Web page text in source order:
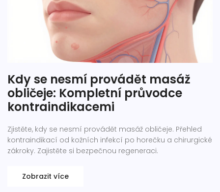
Kdy se nesmí provádět masáž
obličeje: Kompletní průvodce
kontraindikacemi
Zjistěte, kdy se nesmí provádět masáž obličeje. Přehled
kontraindikací od kožních infekcí po horečku a chirurgické
zákroky. Zajistěte si bezpečnou regeneraci.
Zobrazit více